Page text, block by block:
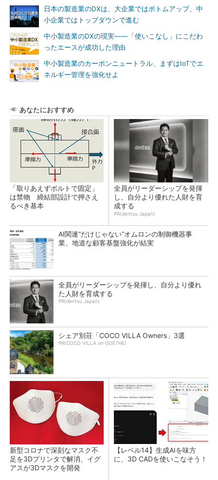
日本の製造業のDXは、大企業ではボトムアップ、中
小企業ではトップダウンで進む
中小製造業のDXの現実――「使いこなし」にこだわ
ったエースが成功した理由
中小製造業のカーボンニュートラル、まずはIoTでエ
ネルギー管理を強化せよ
あなたにおすすめ
「取りあえずボルトで固定」
は禁物 締結部設計で押さえ
るべき基本
全員がリーダーシップを発揮
し、自分より優れた人財を育
成する
PR(dentsu Japan)
AI関連“だけじゃない”オムロンの制御機器事
業、地道な顧客基盤強化が結実
全員がリーダーシップを発揮し、自分より優れ
た人財を育成する
PR(dentsu Japan)
シェア別荘「COCO VILLA Owners」3選
PR(COCO VILLA on GOETHE)
新型コロナで深刻なマスク不
足を3Dプリンタで解消、イグ
アスが3Dマスクを開発
【レベル14】生成AIを味方
に、3D CADを使いこなそう！